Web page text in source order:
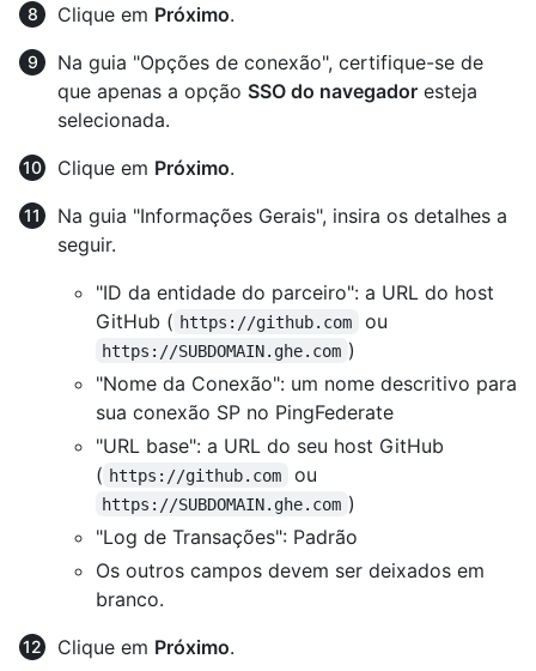
Clique em Próximo.
Na guia "Opções de conexão", certifique-se de
que apenas a opção SSO do navegador esteja
selecionada.
Clique em Próximo.
Na guia "Informações Gerais", insira os detalhes a
seguir.
"ID da entidade do parceiro": a URL do host
GitHub ( https://github.com ou
https://SUBDOMAIN.ghe.com )
"Nome da Conexão": um nome descritivo para
sua conexão SP no PingFederate
"URL base": a URL do seu host GitHub
( https://github.com ou
https://SUBDOMAIN.ghe.com )
"Log de Transações": Padrão
Os outros campos devem ser deixados em
branco.
Clique em Próximo.